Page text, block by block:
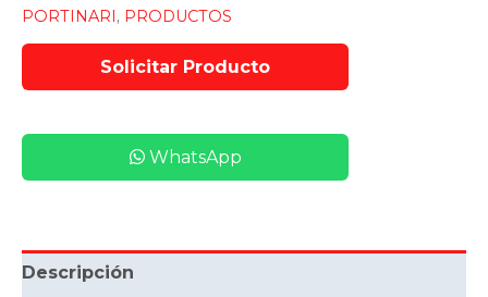
PORTINARI, PRODUCTOS
WhatsApp
Descripción